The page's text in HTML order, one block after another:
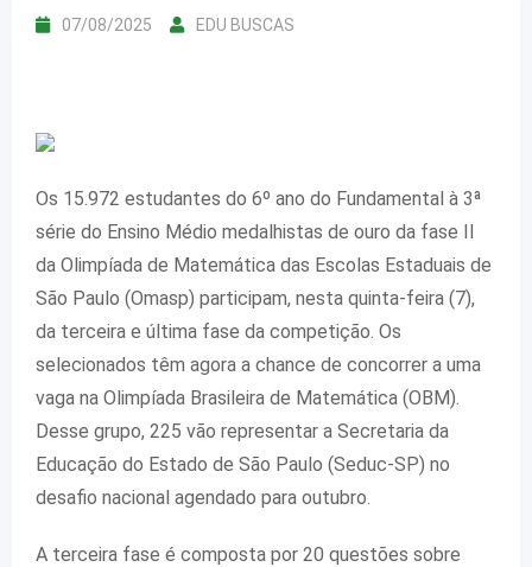
07/08/2025 EDU BUSCAS
Os 15.972 estudantes do 6º ano do Fundamental à 3ª
série do Ensino Médio medalhistas de ouro da fase II
da Olimpíada de Matemática das Escolas Estaduais de
São Paulo (Omasp) participam, nesta quinta-feira (7),
da terceira e última fase da competição. Os
selecionados têm agora a chance de concorrer a uma
vaga na Olimpíada Brasileira de Matemática (OBM).
Desse grupo, 225 vão representar a Secretaria da
Educação do Estado de São Paulo (Seduc-SP) no
desafio nacional agendado para outubro.
A terceira fase é composta por 20 questões sobre